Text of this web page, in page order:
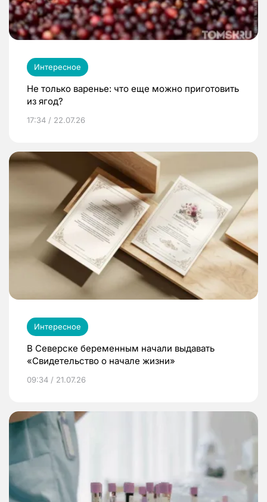
Интересное
Не только варенье: что еще можно приготовить
из ягод?
17:34 / 22.07.26
Интересное
В Северске беременным начали выдавать
«Свидетельство о начале жизни»
09:34 / 21.07.26